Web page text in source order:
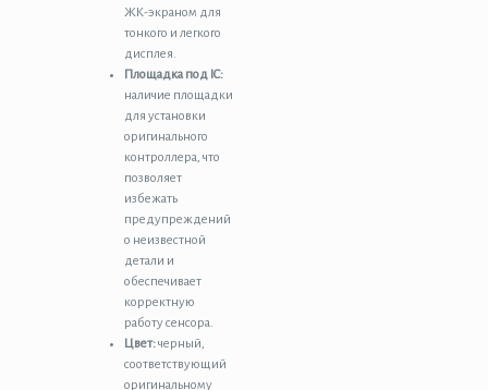
ЖК-экраном для
тонкого и легкого
дисплея.
Площадка под IC:
наличие площадки
для установки
оригинального
контроллера, что
позволяет
избежать
предупреждений
о неизвестной
детали и
обеспечивает
корректную
работу сенсора.
Цвет:черный,
соответствующий
оригинальному